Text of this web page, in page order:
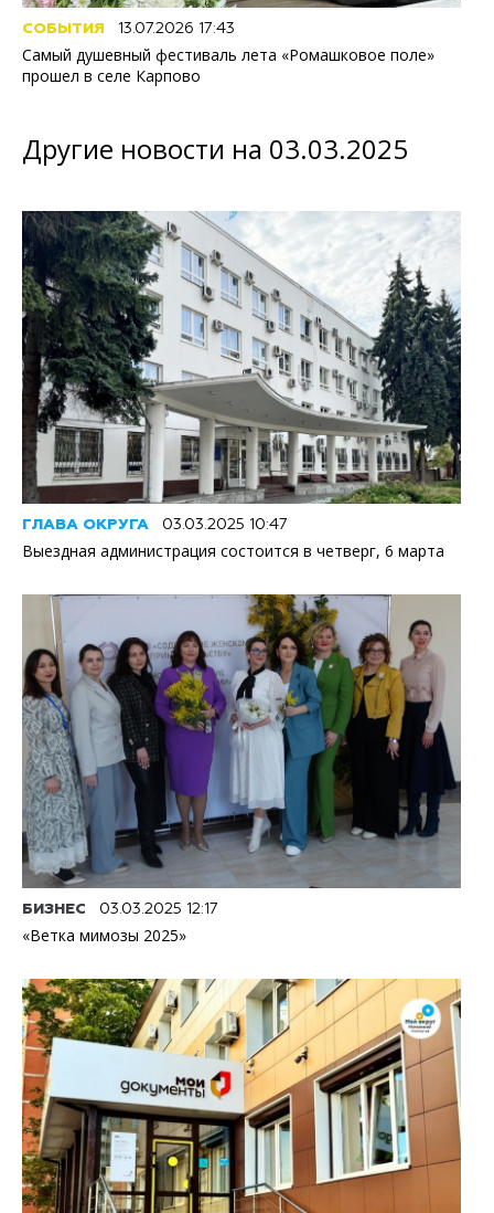
СОБЫТИЯ 13.07.2026 17:43
Самый душевный фестиваль лета «Ромашковое поле»
прошел в селе Карпово
Другие новости на 03.03.2025
ГЛАВА ОКРУГА 03.03.2025 10:47
Выездная администрация состоится в четверг, 6 марта
БИЗНЕС 03.03.2025 12:17
«Ветка мимозы 2025»